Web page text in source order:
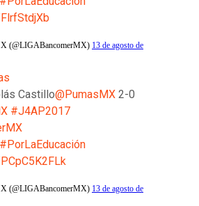
(@LIGABancomerMX) 13 de agosto de
Castillo@PumasMX 2-0
#J4AP2017
#PorLaEducación
(@LIGABancomerMX) 13 de agosto de